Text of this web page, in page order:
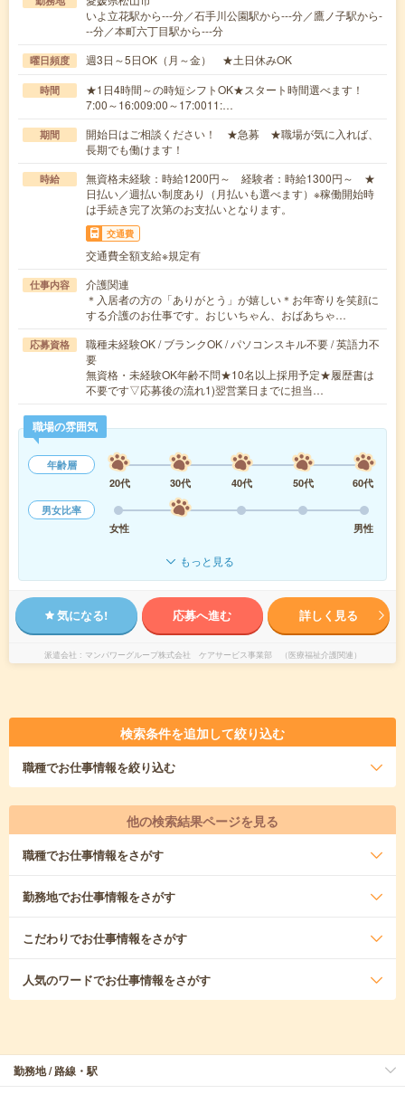
いよ立花駅から---分／石手川公園駅から---分／鷹ノ子駅から-
--分／本町六丁目駅から---分
曜日頻度 週3日～5日OK（月～金） ★土日休みOK
時間
★1日4時間～の時短シフトOK★スタート時間選べます！
7:00～16:009:00～17:0011:…
期間
開始日はご相談ください！ ★急募 ★職場が気に入れば、
長期でも働けます！
時給
無資格未経験：時給1200円～ 経験者：時給1300円～ ★
日払い／週払い制度あり（月払いも選べます）※稼働開始時
は手続き完了次第のお支払いとなります。
交通費
交通費全額支給※規定有
仕事内容
介護関連
＊入居者の方の「ありがとう」が嬉しい＊お年寄りを笑顔に
する介護のお仕事です。おじいちゃん、おばあちゃ…
応募資格
職種未経験OK / ブランクOK / パソコンスキル不要 / 英語力不
要
無資格・未経験OK年齢不問★10名以上採用予定★履歴書は
不要です▽応募後の流れ1)翌営業日までに担当…
職場の雰囲気
年齢層
20代
30代 40代 50代
60代
男女比率
女性
男性
もっと見る
気になる! 応募へ進む 詳しく見る
派遣会社 マンパワーグループ株式会社 ケアサービス事業部 （医療福祉介護関連）
検索条件を追加して絞り込む
職種でお仕事情報を絞り込む
他の検索結果ページを見る
職種でお仕事情報をさがす
勤務地でお仕事情報をさがす
こだわりでお仕事情報をさがす
人気のワードでお仕事情報をさがす
勤務地 / 路線・駅